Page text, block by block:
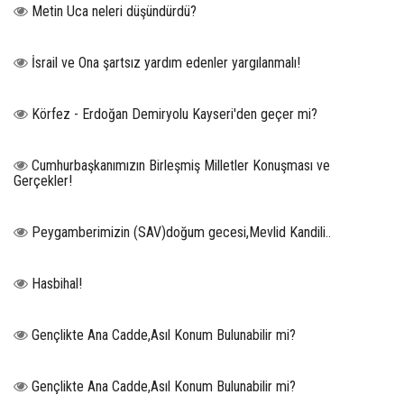
Metin Uca neleri düşündürdü?
İsrail ve Ona şartsız yardım edenler yargılanmalı!
Körfez - Erdoğan Demiryolu Kayseri'den geçer mi?
Cumhurbaşkanımızın Birleşmiş Milletler Konuşması ve
Gerçekler!
Peygamberimizin (SAV)doğum gecesi,Mevlid Kandili..
Hasbihal!
Gençlikte Ana Cadde,Asıl Konum Bulunabilir mi?
Gençlikte Ana Cadde,Asıl Konum Bulunabilir mi?